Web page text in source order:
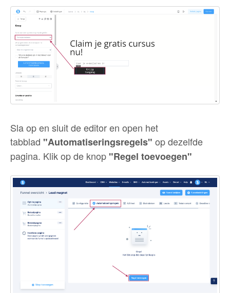
Sla op en sluit de editor en open het
tabblad "Automatiseringsregels" op dezelfde
pagina. Klik op de knop "Regel toevoegen"